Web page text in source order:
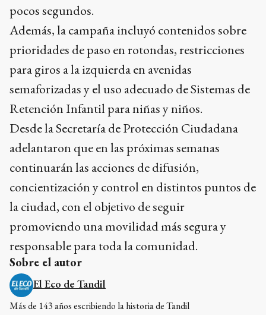
pocos segundos.
Además, la campaña incluyó contenidos sobre
prioridades de paso en rotondas, restricciones
para giros a la izquierda en avenidas
semaforizadas y el uso adecuado de Sistemas de
Retención Infantil para niñas y niños.
Desde la Secretaría de Protección Ciudadana
adelantaron que en las próximas semanas
continuarán las acciones de difusión,
concientización y control en distintos puntos de
la ciudad, con el objetivo de seguir
promoviendo una movilidad más segura y
responsable para toda la comunidad.
Sobre el autor
El Eco de Tandil
Más de 143 años escribiendo la historia de Tandil